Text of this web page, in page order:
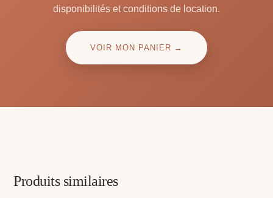
disponibilités et conditions de location.
VOIR MON PANIER →
Produits similaires